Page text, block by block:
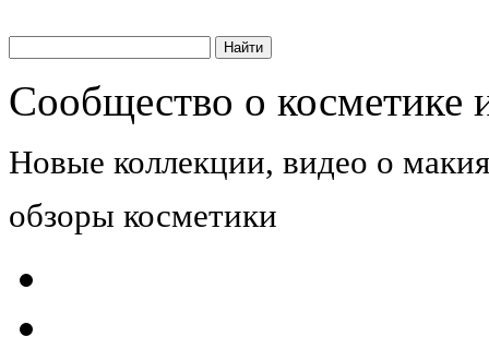
Сообщество о косметике
Новые коллекции, видео о
обзоры косметики